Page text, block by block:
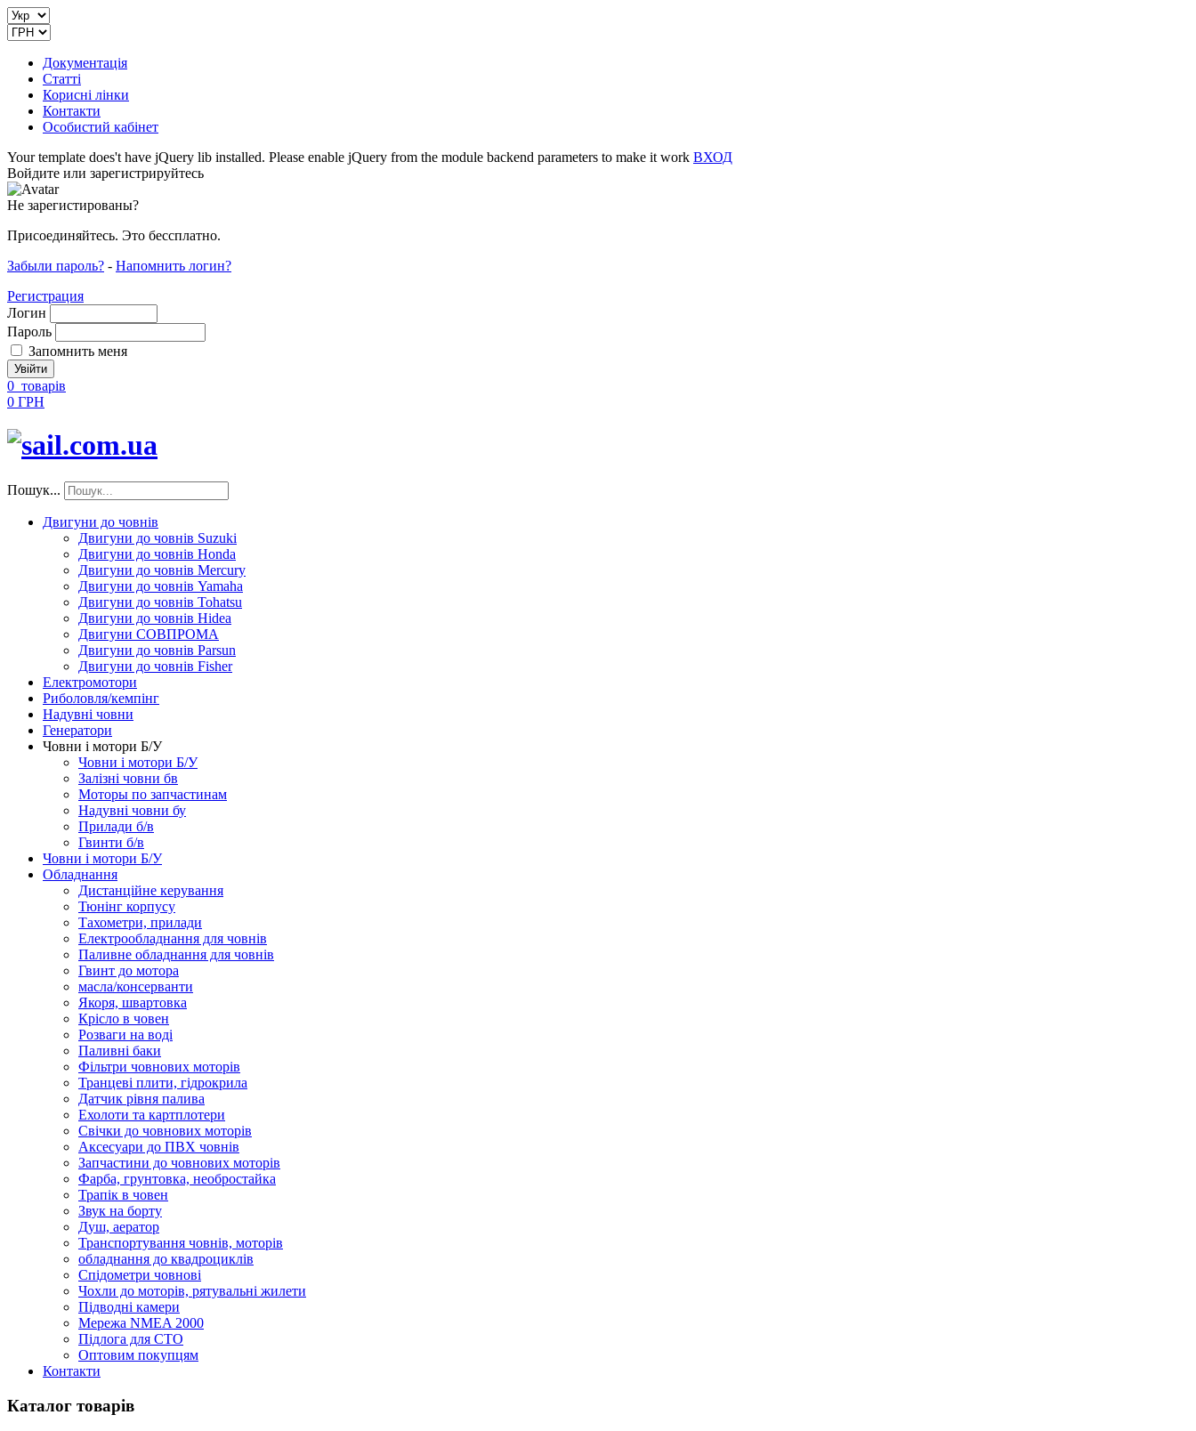
Документація
Статті
Корисні лінки
Контакти
Особистий кабінет
Your template does't have jQuery lib installed. Please enable jQuery from the module backend parameters to make it work ВХОД
Войдите или зарегистрируйтесь
Не зарегистированы?
Присоединяйтесь. Это бессплатно.
Забыли пароль? - Напомнить логин?
Регистрация
Логин
Пароль
Запомнить меня
0 товарів
0 ГРН
Пошук...
Двигуни до човнів
Двигуни до човнів Suzuki
Двигуни до човнів Honda
Двигуни до човнів Mercury
Двигуни до човнів Yamaha
Двигуни до човнів Tohatsu
Двигуни до човнів Hidea
Двигуни СОВПРОМА
Двигуни до човнів Parsun
Двигуни до човнів Fisher
Електромотори
Риболовля/кемпінг
Надувні човни
Генератори
Човни і мотори Б/У
Човни і мотори Б/У
Залізні човни бв
Моторы по запчастинам
Надувні човни бу
Прилади б/в
Гвинти б/в
Човни і мотори Б/У
Обладнання
Дистанційне керування
Тюнінг корпусу
Тахометри, прилади
Електрообладнання для човнів
Паливне обладнання для човнів
Гвинт до мотора
масла/консерванти
Якоря, швартовка
Крісло в човен
Розваги на воді
Паливні баки
Фільтри човнових моторів
Транцеві плити, гідрокрила
Датчик рівня палива
Ехолоти та картплотери
Cвічки до човнових моторів
Аксесуари до ПВХ човнів
Запчастини до човнових моторів
Фарба, грунтовка, необростайка
Трапік в човен
Звук на борту
Душ, аератор
Транспортування човнів, моторів
обладнання до квадроциклів
Спідометри човнові
Чохли до моторів, рятувальні жилети
Підводні камери
Мережа NMEA 2000
Підлога для СТО
Оптовим покупцям
Контакти
Каталог товарів